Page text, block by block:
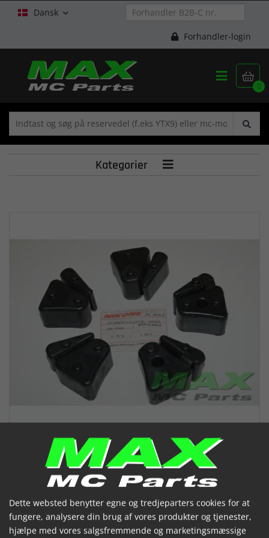
Dansk 
Forhandler-login

0

Kategorier 
Chokkobling(5) Baghjul CB600F
CBR600F
Dette websted benytter egne og tredjeparters cookies for at
fungere, analysere din brug af vores produkter og tjenester,
hjælpe med vores salgsfremmende og marketingsmæssige